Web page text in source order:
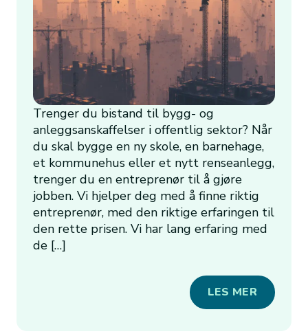
Trenger du bistand til bygg- og
anleggsanskaffelser i offentlig sektor? Når
du skal bygge en ny skole, en barnehage,
et kommunehus eller et nytt renseanlegg,
trenger du en entreprenør til å gjøre
jobben. Vi hjelper deg med å finne riktig
entreprenør, med den riktige erfaringen til
den rette prisen. Vi har lang erfaring med
de […]
LES MER